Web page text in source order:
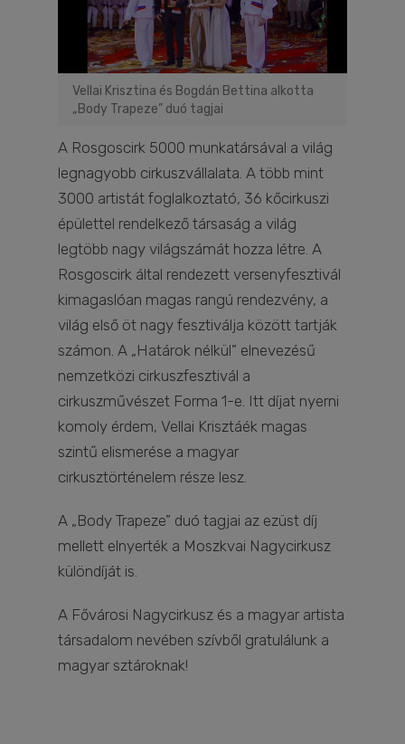
Vellai Krisztina és Bogdán Bettina alkotta
„Body Trapeze” duó tagjai
A Rosgoscirk 5000 munkatársával a világ
legnagyobb cirkuszvállalata. A több mint
3000 artistát foglalkoztató, 36 kőcirkuszi
épülettel rendelkező társaság a világ
legtöbb nagy világszámát hozza létre. A
Rosgoscirk által rendezett versenyfesztivál
kimagaslóan magas rangú rendezvény, a
világ első öt nagy fesztiválja között tartják
számon. A „Határok nélkül” elnevezésű
nemzetközi cirkuszfesztivál a
cirkuszművészet Forma 1-e. Itt díjat nyerni
komoly érdem, Vellai Krisztáék magas
szintű elismerése a magyar
cirkusztörténelem része lesz.
A „Body Trapeze” duó tagjai az ezüst díj
mellett elnyerték a Moszkvai Nagycirkusz
különdíját is.
A Fővárosi Nagycirkusz és a magyar artista
társadalom nevében szívből gratulálunk a
magyar sztároknak!